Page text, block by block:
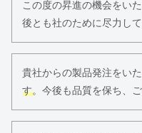
この度の昇進の機会をいた
後とも社のために尽力して
貴社からの製品発注をいた
す。今後も品質を保ち、